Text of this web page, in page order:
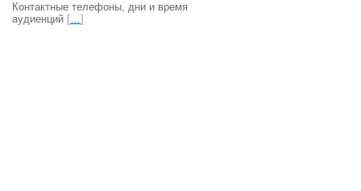
Контактные телефоны, дни и время
аудиенций […]